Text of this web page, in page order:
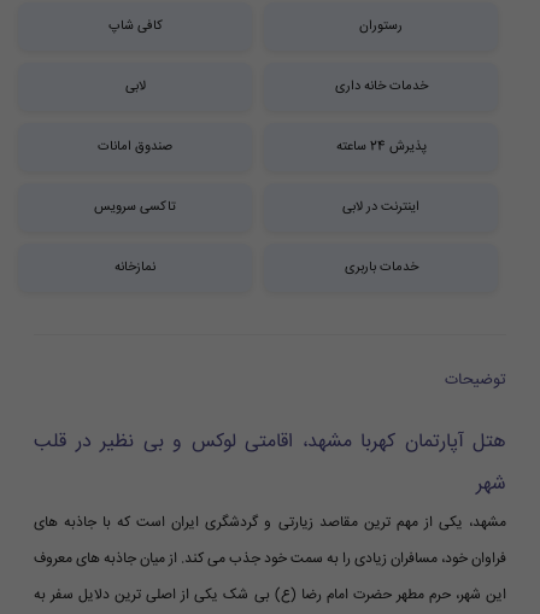
رستوران کافی شاپ
خدمات خانه داری لابی
پذیرش 24 ساعته صندوق امانات
اینترنت در لابی تاکسی سرویس
خدمات باربری نمازخانه
توضیحات
هتل آپارتمان کهربا مشهد، اقامتی لوکس و بی نظیر در قلب
شهر
مشهد، یکی از مهم ترین مقاصد زیارتی و گردشگری ایران است که با جاذبه های
فراوان خود، مسافران زیادی را به سمت خود جذب می کند. از میان جاذبه های معروف
این شهر، حرم مطهر حضرت امام رضا (ع) بی شک یکی از اصلی ترین دلایل سفر به